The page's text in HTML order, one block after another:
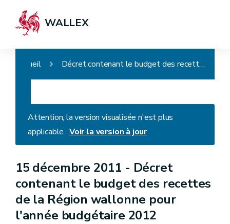
WALLEX
Accueil Décret contenant le budget des recettes de la Région wallonne pour l'année budgétaire 2012
Attention, la version visualisée n'est plus
applicable. Voir la version à jour
15 décembre 2011 - Décret
contenant le budget des recettes
de la Région wallonne pour
l'année budgétaire 2012